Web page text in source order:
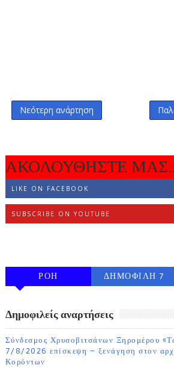
Νεότερη ανάρτηση
ΑΚΟΛΟΥΘΗΣΤΕ
LIKE ON FACEBOOK
SUBSCRIBE ON YOUTUBE
ΡΟΗ
ΔΗΜΟΦΙΛΗ 7
Δημοφιλείς αναρτήσεις
Σύνδεσμος Χρυσοβιτσάνων Ξηρομέρου
7/8/2026 επίσκεψη – ξενάγηση στον
Κορόντων